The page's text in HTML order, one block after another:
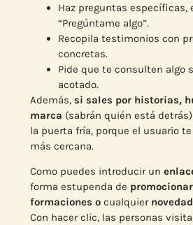
Haz preguntas específicas,
“Pregúntame algo”.
Recopila testimonios con
concretas.
Pide que te consulten algo
acotado.
Además, si sales por historias,
marca (sabrán quién está
la puerta fría, porque el usuario
más cercana.
Como puedes introducir un
forma estupenda de
formaciones o cualquiernovedad
Con hacer clic, las personas